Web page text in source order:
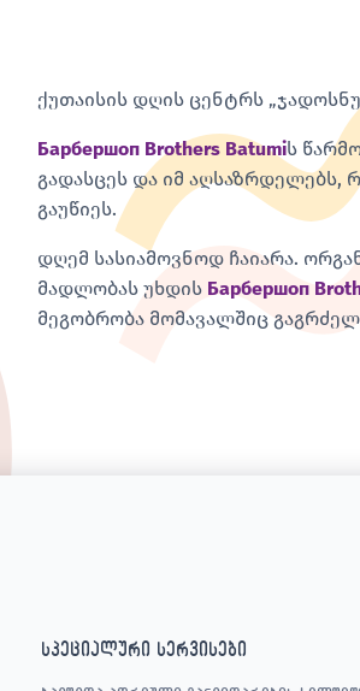
ქუთაისის დღის ცენტრს
Барбершоп Brothers Batumiს
გადასცეს და იმ
გაუწიეს.
დღემ სასიამოვნოდ ჩაიარა.
მადლობას უხდის Барбершоп
მეგობრობა მომავალშიც
სპეციალური სერვისები